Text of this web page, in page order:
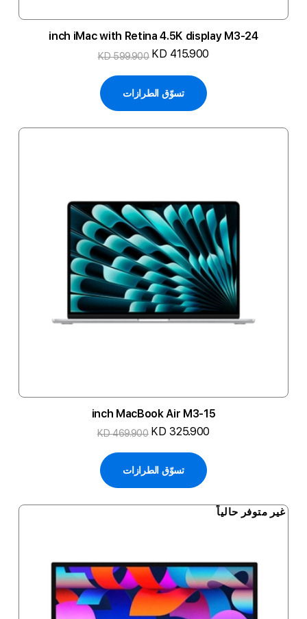
24-inch iMac with Retina 4.5K display M3
KD 415.900
KD 599.900
تسوّق الطرازات
15-inch MacBook Air M3
KD 325.900
KD 469.900
تسوّق الطرازات
غير متوفر حالياً